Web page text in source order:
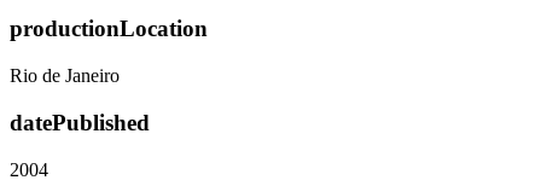
productionLocation
Rio de Janeiro
datePublished
2004